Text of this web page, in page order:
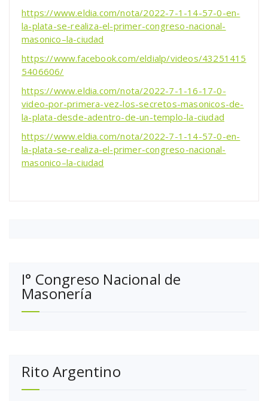
https://www.eldia.com/nota/2022-7-1-14-57-0-en-
la-plata-se-realiza-el-primer-congreso-nacional-
masonico–la-ciudad
https://www.facebook.com/eldialp/videos/43251415
5406606/
https://www.eldia.com/nota/2022-7-1-16-17-0-
video-por-primera-vez-los-secretos-masonicos-de-
la-plata-desde-adentro-de-un-templo-la-ciudad
https://www.eldia.com/nota/2022-7-1-14-57-0-en-
la-plata-se-realiza-el-primer-congreso-nacional-
masonico–la-ciudad
I° Congreso Nacional de
Masonería
Rito Argentino